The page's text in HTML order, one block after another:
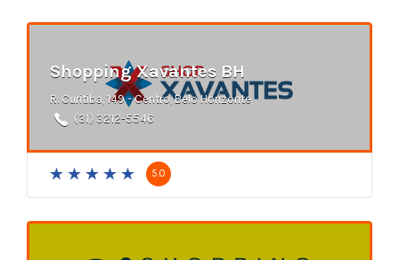
Shopping Xavantes BH
R. Curitiba, 149 - Centro, Belo Horizonte
(31) 3212-5546
5.0